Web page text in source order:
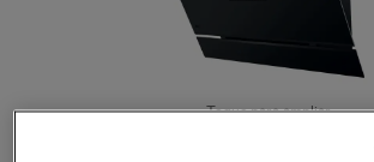
Toque para ampliar